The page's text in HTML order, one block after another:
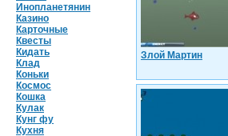
Инопланетянин
Казино
Карточные
Квесты
Кидать
Клад
Коньки
Космос
Кошка
Кулак
Кунг фу
Кухня
Злой Мартин